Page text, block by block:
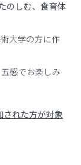
のしむ、食育体
大学の方に作
感でお楽しみ
れた方が対象